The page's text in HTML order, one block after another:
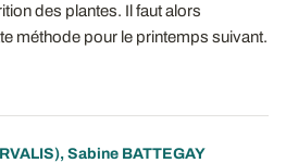
des plantes. Il faut alors
méthode pour le printemps suivant.
Sabine BATTEGAY